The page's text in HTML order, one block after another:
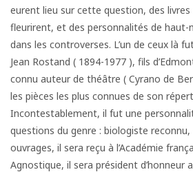
eurent lieu sur cette question, des
fleurirent, et des personnalités de haut-
dans les controverses. L’un de ceux là
Jean Rostand ( 1894-1977 ), fils
connu auteur de théâtre ( Cyrano de
les pièces les plus connues de son
Incontestablement, il fut une
questions du genre : biologiste
ouvrages, il sera reçu à l’Académie
Agnostique, il sera président d’honneur